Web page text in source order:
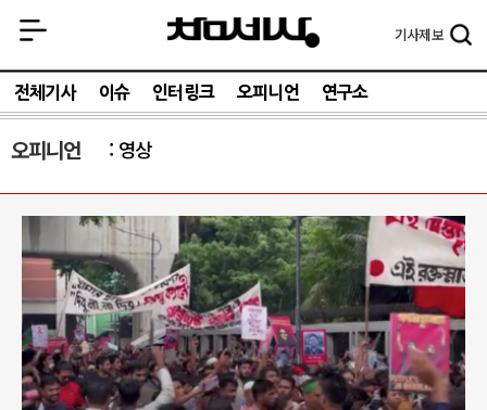
기사제보
전체기사 이슈 인터링크 오피니언 연구소
오피니언 영상